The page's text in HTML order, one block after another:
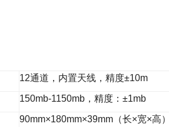
12通道，内置天线，精度±10m
150mb-1150mb，精度：±1mb
90mm×180mm×39mm（长×宽×高